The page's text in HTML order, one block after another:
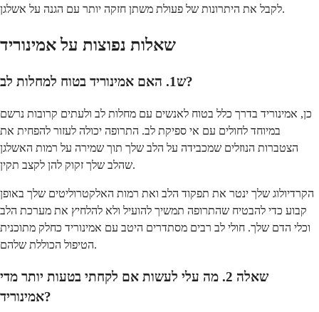
לקבל את היתרונות של פעולת משתן חזקה יותר עם הגנה על אשלגן.
שאלות נפוצות על אמינוריד
ש1. האם אמינוריד בטוח למחלות לב?
כן, אמינוריד בדרך כלל בטוח לאנשים עם מחלות לב ולעתים קרובות נרשם
במיוחד לחולים עם אי ספיקת לב. התרופה יכולה לעזור להפחית את
הצטברות הנוזלים שמכבידה על הלב שלך תוך שמירה על רמות האשלגן
שהלב שלך זקוק להן לקצב תקין.
הקרדיולוג שלך ינטר את תפקוד הלב ואת רמות האלקטרוליטים שלך באופן
קבוע כדי להבטיח שהתרופה תמשיך להועיל ולא להלחיץ את מערכת הלב
וכלי הדם שלך. חולי לב רבים מסתדרים היטב עם אמינוריד כחלק מתוכנית
הטיפול הכוללת שלהם.
שאלה 2. מה עלי לעשות אם לקחתי בטעות יותר מדי
אמינוריד?